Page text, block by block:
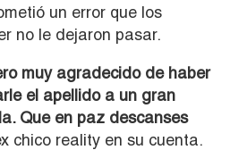
un error que los
no le dejaron pasar.
muy agradecido de haber
el apellido a un gran
Que en paz descanses
chico reality en su cuenta.